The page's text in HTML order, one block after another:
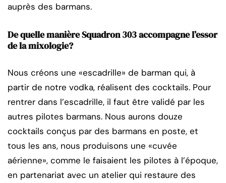
auprès des barmans.
De quelle manière Squadron 303 accompagne l’essor
de la mixologie?
Nous créons une «escadrille» de barman qui, à
partir de notre vodka, réalisent des cocktails. Pour
rentrer dans l’escadrille, il faut être validé par les
autres pilotes barmans. Nous aurons douze
cocktails conçus par des barmans en poste, et
tous les ans, nous produisons une «cuvée
aérienne», comme le faisaient les pilotes à l’époque,
en partenariat avec un atelier qui restaure des